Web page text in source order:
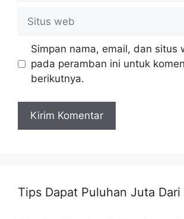
Situs
web
Simpan nama, email, dan situs
pada peramban ini untuk
berikutnya.
Tips Dapat Puluhan Juta Dari